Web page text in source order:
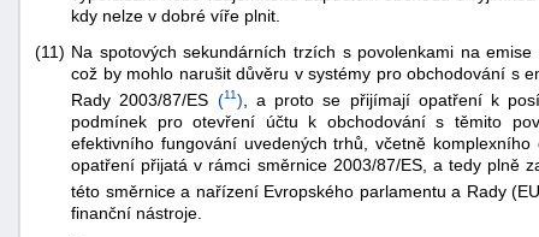
kdy nelze v dobré víře plnit.
(11) Na spotových sekundárních trzích s povolenkami na
což by mohlo narušit důvěru v systémy pro obchodování s
Rady 2003/87/ES (11) , a proto se přijímají opatření k
podmínek pro otevření účtu k obchodování s těmito
efektivního fungování uvedených trhů, včetně
opatření přijatá v rámci směrnice 2003/87/ES, a tedy plně
této směrnice a nařízení Evropského parlamentu a Rady
finanční nástroje.